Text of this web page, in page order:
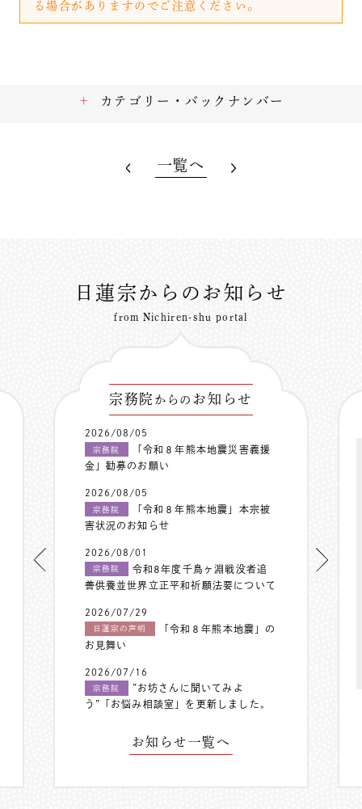
る場合がありますのでご注意ください。
カテゴリー・バックナンバー
一覧へ
日蓮宗からのお知らせ
from Nichiren-shu portal
宗務院 からの お知らせ
2026/08/05
宗務院
「令和８年熊本地震災害義援
金」勧募のお願い
2026/08/05
宗務院
「令和８年熊本地震」本宗被
害状況のお知らせ
2026/08/01
宗務院
令和8年度千鳥ヶ淵戦没者追
善供養並世界立正平和祈願法要について
2026/07/29
日蓮宗の声明
「令和８年熊本地震」の
お見舞い
2026/07/16
宗務院
”お坊さんに聞いてみよ
う”「お悩み相談室」を更新しました。
お知らせ一覧へ